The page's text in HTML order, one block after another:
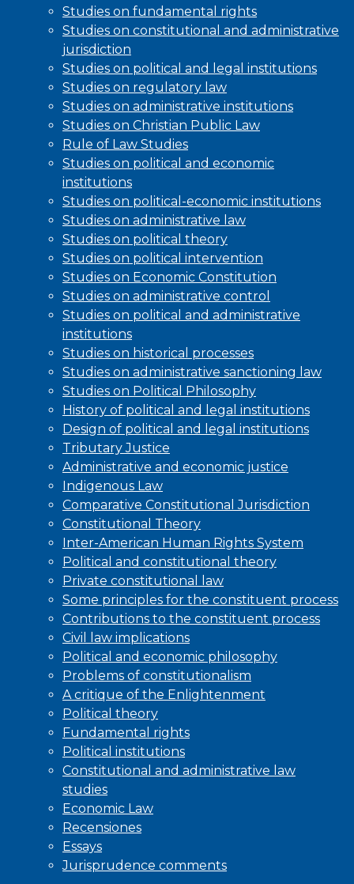
Studies on fundamental rights
Studies on constitutional and administrative
jurisdiction
Studies on political and legal institutions
Studies on regulatory law
Studies on administrative institutions
Studies on Christian Public Law
Rule of Law Studies
Studies on political and economic
institutions
Studies on political-economic institutions
Studies on administrative law
Studies on political theory
Studies on political intervention
Studies on Economic Constitution
Studies on administrative control
Studies on political and administrative
institutions
Studies on historical processes
Studies on administrative sanctioning law
Studies on Political Philosophy
History of political and legal institutions
Design of political and legal institutions
Tributary Justice
Administrative and economic justice
Indigenous Law
Comparative Constitutional Jurisdiction
Constitutional Theory
Inter-American Human Rights System
Political and constitutional theory
Private constitutional law
Some principles for the constituent process
Contributions to the constituent process
Civil law implications
Political and economic philosophy
Problems of constitutionalism
A critique of the Enlightenment
Political theory
Fundamental rights
Political institutions
Constitutional and administrative law
studies
Economic Law
Recensiones
Essays
Jurisprudence comments